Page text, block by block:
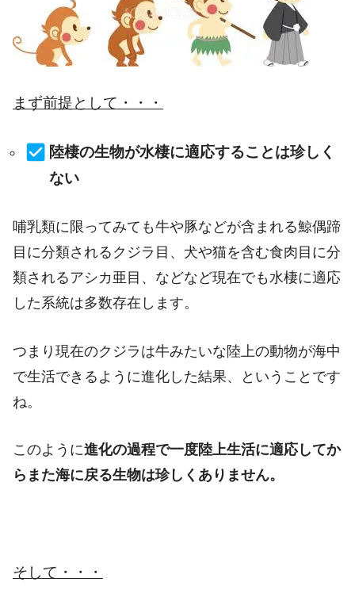
まず前提として・・・
陸棲の生物が水棲に適応することは珍しく
ない
哺乳類に限ってみても牛や豚などが含まれる鯨偶蹄
目に分類されるクジラ目、犬や猫を含む食肉目に分
類されるアシカ亜目、などなど現在でも水棲に適応
した系統は多数存在します。
つまり現在のクジラは牛みたいな陸上の動物が海中
で生活できるように進化した結果、ということです
ね。
このように進化の過程で一度陸上生活に適応してか
らまた海に戻る生物は珍しくありません。
そして・・・